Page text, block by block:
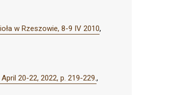
w Rzeszowie, 8-9 IV 2010,
20-22, 2022, p. 219-229.,